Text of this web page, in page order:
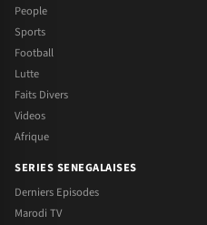
People
Sports
Football
Lutte
Faits Divers
Videos
Afrique
SERIES SENEGALAISES
Derniers Episodes
Marodi TV